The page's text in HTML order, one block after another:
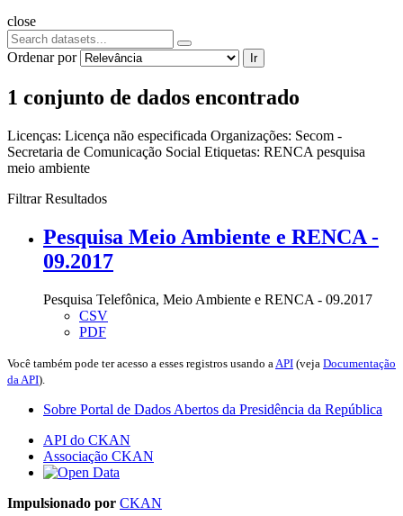
close
Ordenar por Ir
1 conjunto de dados encontrado
Licenças: Licença não especificada Organizações: Secom -
Secretaria de Comunicação Social Etiquetas: RENCA pesquisa
meio ambiente
Filtrar Resultados
Pesquisa Meio Ambiente e RENCA -
09.2017
Pesquisa Telefônica, Meio Ambiente e RENCA - 09.2017
CSV
PDF
Você também pode ter acesso a esses registros usando a API (veja Documentação
da API).
Sobre Portal de Dados Abertos da Presidência da República
API do CKAN
Associação CKAN
Impulsionado por CKAN